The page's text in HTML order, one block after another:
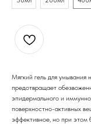
Мягкий гель для умывания
предотвращает
эпидермального и
поверхностно-активных
эффективное, но при этом